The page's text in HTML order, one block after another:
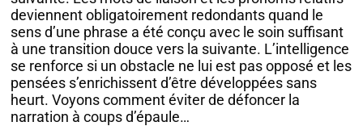
deviennent obligatoirement redondants quand le
sens d’une phrase a été conçu avec le soin suffisant
à une transition douce vers la suivante. L’intelligence
se renforce si un obstacle ne lui est pas opposé et les
pensées s’enrichissent d’être développées sans
heurt. Voyons comment éviter de défoncer la
narration à coups d’épaule…